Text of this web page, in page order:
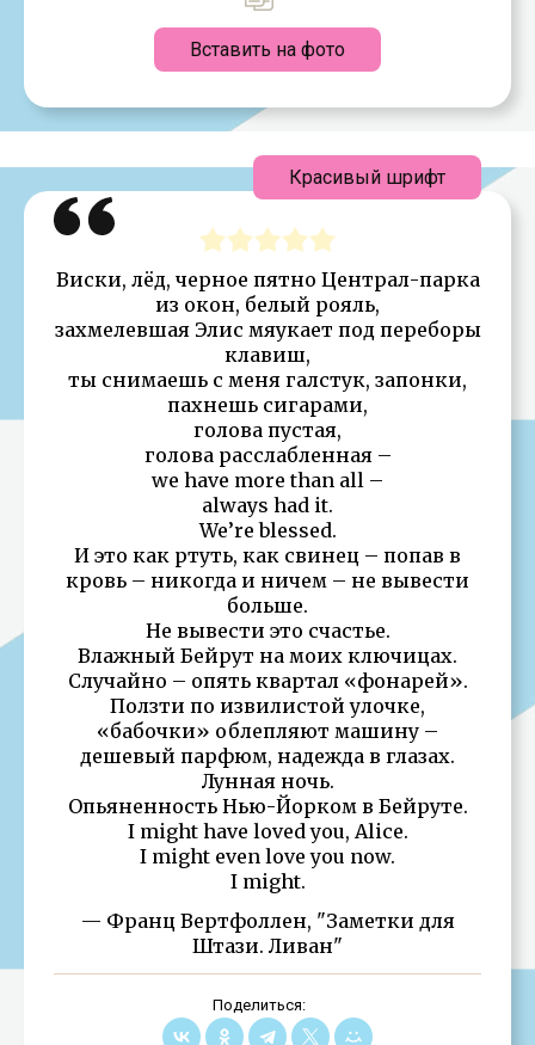
Вставить на фото
Виски, лёд, черное пятно Централ-парка
из окон, белый рояль,
захмелевшая Элис мяукает под переборы
клавиш,
ты снимаешь с меня галстук, запонки,
пахнешь сигарами,
голова пустая,
голова расслабленная –
we have more than all –
always had it.
We’re blessed.
И это как ртуть, как свинец – попав в
кровь – никогда и ничем – не вывести
больше.
Не вывести это счастье.
Влажный Бейрут на моих ключицах.
Случайно – опять квартал «фонарей».
Ползти по извилистой улочке,
«бабочки» облепляют машину –
дешевый парфюм, надежда в глазах.
Лунная ночь.
Опьяненность Нью-Йорком в Бейруте.
I might have loved you, Alice.
I might even love you now.
I might.
— Франц Вертфоллен, "Заметки для
Штази. Ливан"
Поделиться:
Красивый шрифт